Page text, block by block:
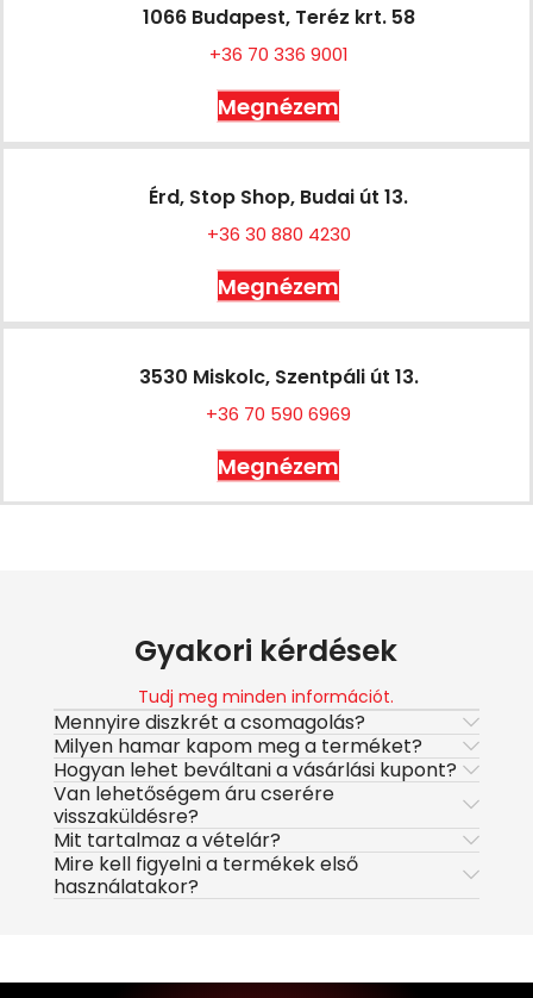
1066 Budapest, Teréz krt. 58
+36 70 336 9001
Megnézem
Érd, Stop Shop, Budai út 13.
+36 30 880 4230
Megnézem
3530 Miskolc, Szentpáli út 13.
+36 70 590 6969
Megnézem
Gyakori kérdések
Tudj meg minden információt.
Mennyire diszkrét a csomagolás?
Milyen hamar kapom meg a terméket?
Hogyan lehet beváltani a vásárlási kupont?
Van lehetőségem áru cserére
visszaküldésre?
Mit tartalmaz a vételár?
Mire kell figyelni a termékek első
használatakor?